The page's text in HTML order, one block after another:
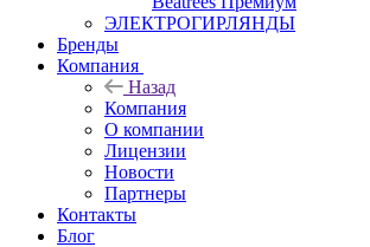
ЭЛЕКТРОГИРЛЯНДЫ
Бренды
Компания
Назад
Компания
О компании
Лицензии
Новости
Партнеры
Контакты
Блог